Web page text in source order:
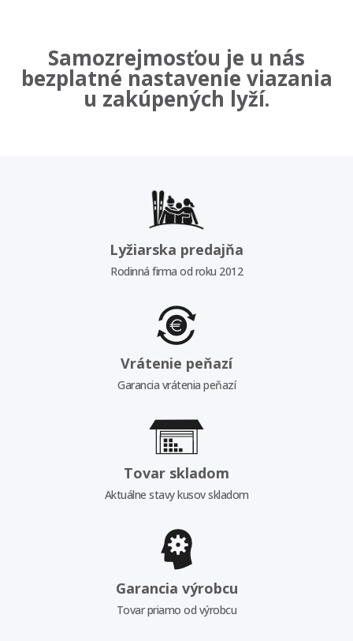
Samozrejmosťou je u nás
bezplatné nastavenie viazania
u zakúpených lyží.
Lyžiarska predajňa
Rodinná firma od roku 2012
Vrátenie peňazí
Garancia vrátenia peňazí
Tovar skladom
Aktuálne stavy kusov skladom
Garancia výrobcu
Tovar priamo od výrobcu